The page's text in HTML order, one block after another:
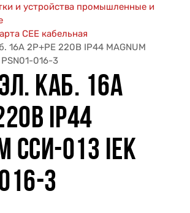
и устройства промышленные и
CEE кабельная
16А 2P+PE 220В IP44 MAGNUM
016-3
КАБ. 16А
IP44
ССИ-013 IEK
3